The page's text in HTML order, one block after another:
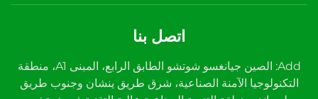
اتصل بنا
Add: الصين جيانغسو شوتشو الطابق الرابع، المبنى A1، منطقة
التكنولوجيا الآمنة الصناعية، شرق طريق ينشان وجنوب طريق